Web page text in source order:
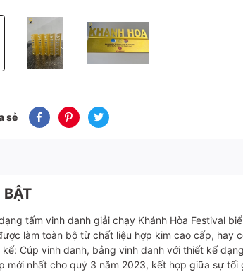
Khánh Hòa Festival biển 2023 - Cúp vinh danh
Cúp giải chạy Khánh Hòa Festival biển 2023 - Cúp
Cúp giải chạy Khánh Hòa
sẻ
tấm vinh danh giải chạy Khánh Hòa Festival
làm toàn bộ từ chất liệu hợp kim cao cấp, hay
kế: Cúp vinh danh, bảng vinh danh với thiết kế
mới nhất cho quý 3 năm 2023, kết hợp giữa sự